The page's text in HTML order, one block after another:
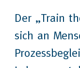
Der „Train
sich an